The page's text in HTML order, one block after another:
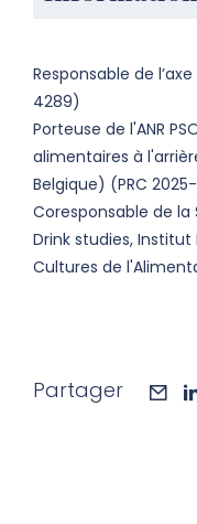
Responsable de
4289)
Porteuse de l'ANR
alimentaires à
Belgique) (PRC
Coresponsable de
Drink studies,
Cultures de
Partager